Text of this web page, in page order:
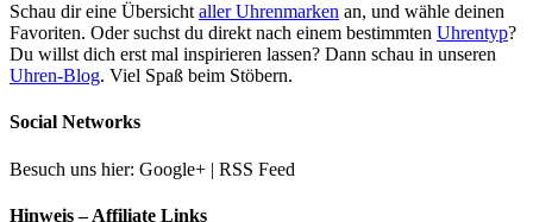
Schau dir eine Übersicht aller Uhrenmarken an, und wähle deinen
Favoriten. Oder suchst du direkt nach einem bestimmten Uhrentyp?
Du willst dich erst mal inspirieren lassen? Dann schau in unseren
Uhren-Blog. Viel Spaß beim Stöbern.
Social Networks
Besuch uns hier: Google+ | RSS Feed
Hinweis – Affiliate Links